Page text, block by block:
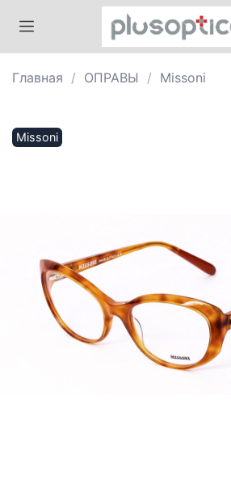
Главная ОПРАВЫ Missoni
Missoni